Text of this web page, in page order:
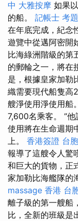
中 大雅按摩 如果
的船。 記帳士 考題
在年底完成，紀念
遊覽中從邁阿密開
比海綠洲階級的第
的郵輪之一，將在
是，根據皇家加勒
織需要現代船隻高
艘淨使用淨使用船
7,600名乘客。 ”
使用將在生命週期
上。 香港簽證 台
報導了這艘令人驚
和巨大的貨物，正
家加勒比海艦隊的
massage 香港 台
離子級的第一艘船
比，全新的班級是